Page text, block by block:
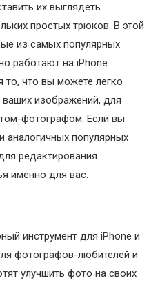
их выглядеть
простых трюков. В этой
из самых популярных
работают на iPhone.
то, что вы можете легко
изображений, для
фотографом. Если вы
аналогичных популярных
редактирования
именно для вас.
инструмент для iPhone и
фотографов-любителей и
улучшить фото на своих